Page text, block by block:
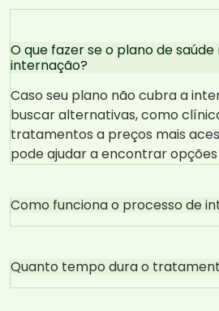
O que fazer se o plano de
internação?
Caso seu plano não cubra a
buscar alternativas, como
tratamentos a preços mais
pode ajudar a encontrar opções
Como funciona o processo de
Quanto tempo dura o